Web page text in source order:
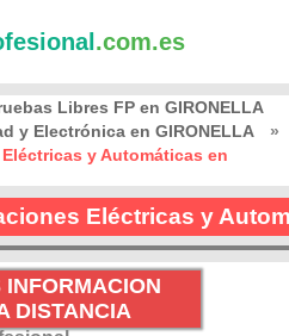
.com.es
Libres FP en GIRONELLA
y Electrónica en GIRONELLA
»
y Automáticas en
Eléctricas y
INFORMACION
DISTANCIA